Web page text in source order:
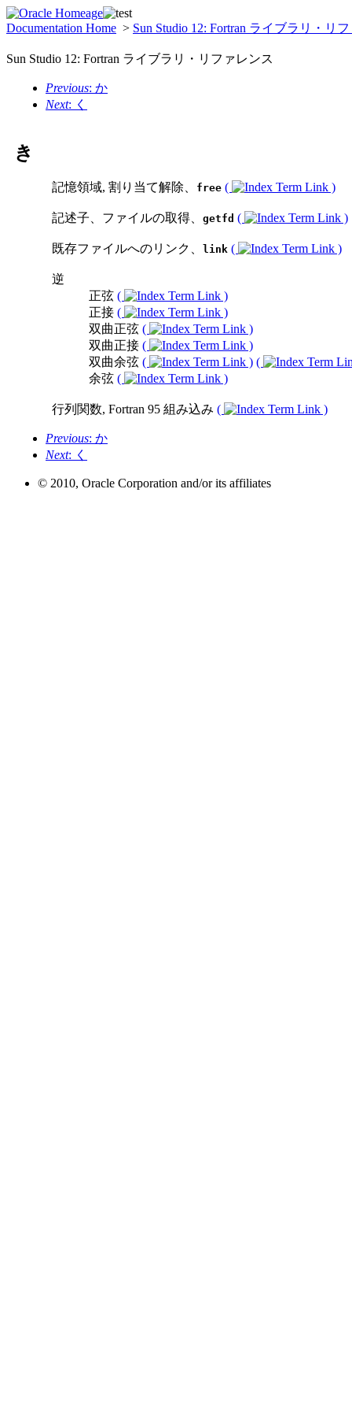
Documentation Home > Sun Studio 12: Fortran ライブラリ・リ
Sun Studio 12: Fortran ライブラリ・リファレンス
Previous: か
Next: く
き
記憶領域, 割り当て解除、 free ( )
記述子、ファイルの取得、 getfd ( )
既存ファイルへのリンク、 link ( )
逆
正弦 (
)
正接 (
)
双曲正弦 (
)
双曲正接 (
)
双曲余弦 ( ) (
余弦 ( )
行列関数, Fortran 95 組み込み ( )
Previous: か
Next: く
© 2010, Oracle Corporation and/or its affiliates